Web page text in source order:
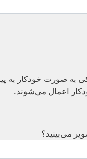
به صورت خودکار به
اعمال می‌شوند.
می‌بینید؟